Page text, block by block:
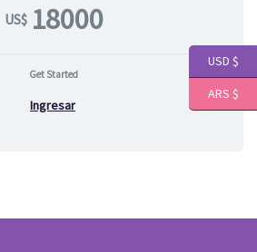
US$ 18000
Get Started
Ingresar
USD $
ARS $